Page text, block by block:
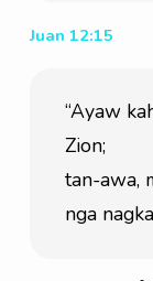
Juan 12:15
“Ayaw
Zion;
tan-awa,
nga